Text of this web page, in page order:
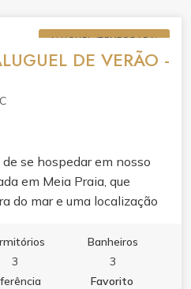
ALUGUEL (TEMPORADA)
DE VERÃO -
se hospedar em nosso
em Meia Praia, que
do mar e uma localização
3
Banheiros
3
Favorito